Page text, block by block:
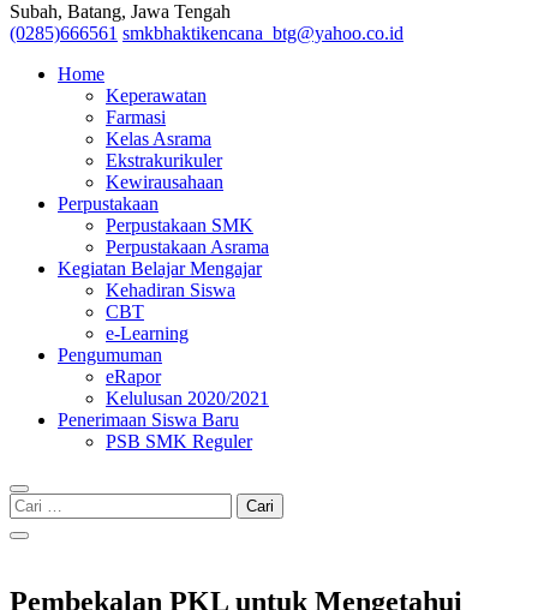
Subah, Batang, Jawa Tengah
(0285)666561 smkbhaktikencana_btg@yahoo.co.id
Home
Keperawatan
Farmasi
Kelas Asrama
Ekstrakurikuler
Kewirausahaan
Perpustakaan
Perpustakaan SMK
Perpustakaan Asrama
Kegiatan Belajar Mengajar
Kehadiran Siswa
CBT
e-Learning
Pengumuman
eRapor
Kelulusan 2020/2021
Penerimaan Siswa Baru
PSB SMK Reguler
Cari
untuk:
Pembekalan PKL untuk Mengetahui